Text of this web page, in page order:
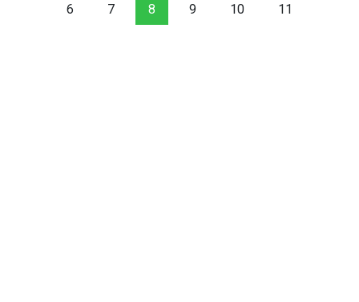
6 7 8 9 10 11